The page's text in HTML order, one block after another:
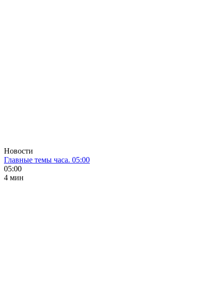
Новости
Главные темы часа. 05:00
05:00
4 мин